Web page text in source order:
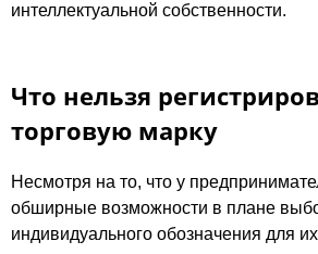
интеллектуальной собственности.
Что нельзя
торговую марку
Несмотря на то, что у
обширные возможности в плане
индивидуального обозначения для